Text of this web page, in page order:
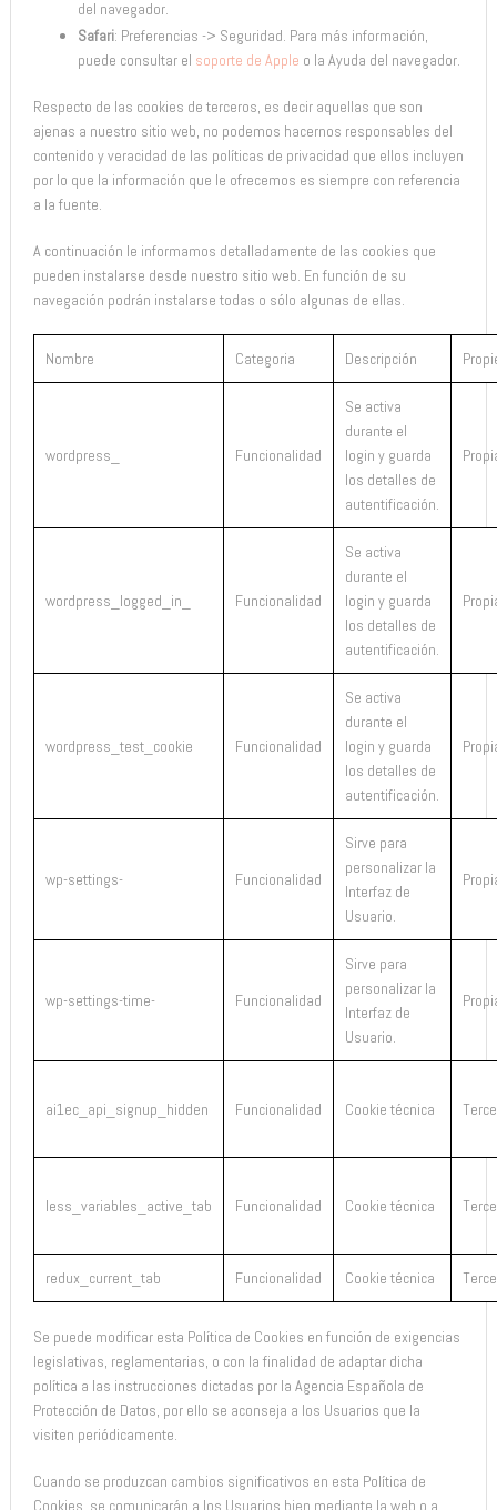
del navegador.
Safari: Preferencias -> Seguridad. Para más información,
puede consultar el soporte de Apple o la Ayuda del navegador.
Respecto de las cookies de terceros, es decir aquellas que son
ajenas a nuestro sitio web, no podemos hacernos responsables del
contenido y veracidad de las políticas de privacidad que ellos incluyen
por lo que la información que le ofrecemos es siempre con referencia
a la fuente.
A continuación le informamos detalladamente de las cookies que
pueden instalarse desde nuestro sitio web. En función de su
navegación podrán instalarse todas o sólo algunas de ellas.
Nombre Categoria Descripción
wordpress_ Funcionalidad
Se activa
durante el
login y guarda
los detalles de
autentificación.
wordpress_logged_in_ Funcionalidad
Se activa
durante el
login y guarda
los detalles de
autentificación.
wordpress_test_cookie Funcionalidad
Se activa
durante el
login y guarda
los detalles de
autentificación.
wp-settings- Funcionalidad
Sirve para
personalizar la
Interfaz de
Usuario.
wp-settings-time- Funcionalidad
Sirve para
personalizar la
Interfaz de
Usuario.
ai1ec_api_signup_hidden Funcionalidad Cookie técnica
less_variables_active_tab Funcionalidad Cookie técnica
redux_current_tab Funcionalidad Cookie técnica
Se puede modificar esta Política de Cookies en función de exigencias
legislativas, reglamentarias, o con la finalidad de adaptar dicha
política a las instrucciones dictadas por la Agencia Española de
Protección de Datos, por ello se aconseja a los Usuarios que la
visiten periódicamente.
Cuando se produzcan cambios significativos en esta Política de
Cookies, se comunicarán a los Usuarios bien mediante la web o a